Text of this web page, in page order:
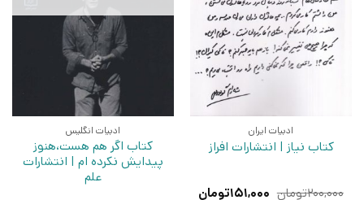
ادبیات ایران
کتاب نیاز | انتشارات افراز
۲۰۰,۰۰۰تومان قیمت
۱۵۱,۰۰۰تومانقیمت
ادبیات انگلیس
کتاب اگر هم هست،هنوز
پیدایش نکرده ام | انتشارات
علم